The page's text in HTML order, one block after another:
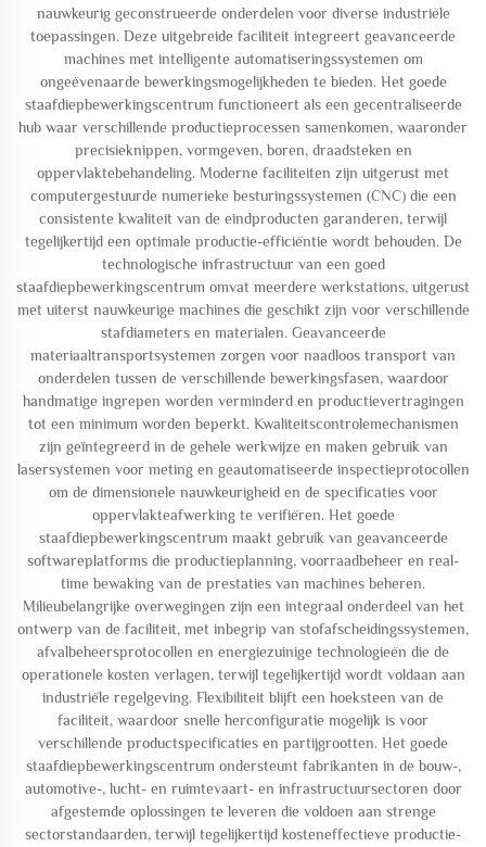
nauwkeurig geconstrueerde onderdelen voor diverse industriële
toepassingen. Deze uitgebreide faciliteit integreert geavanceerde
machines met intelligente automatiseringssystemen om
ongeëvenaarde bewerkingsmogelijkheden te bieden. Het goede
staafdiepbewerkingscentrum functioneert als een gecentraliseerde
hub waar verschillende productieprocessen samenkomen, waaronder
precisieknippen, vormgeven, boren, draadsteken en
oppervlaktebehandeling. Moderne faciliteiten zijn uitgerust met
computergestuurde numerieke besturingssystemen (CNC) die een
consistente kwaliteit van de eindproducten garanderen, terwijl
tegelijkertijd een optimale productie-efficiëntie wordt behouden. De
technologische infrastructuur van een goed
staafdiepbewerkingscentrum omvat meerdere werkstations, uitgerust
met uiterst nauwkeurige machines die geschikt zijn voor verschillende
stafdiameters en materialen. Geavanceerde
materiaaltransportsystemen zorgen voor naadloos transport van
onderdelen tussen de verschillende bewerkingsfasen, waardoor
handmatige ingrepen worden verminderd en productievertragingen
tot een minimum worden beperkt. Kwaliteitscontrolemechanismen
zijn geïntegreerd in de gehele werkwijze en maken gebruik van
lasersystemen voor meting en geautomatiseerde inspectieprotocollen
om de dimensionele nauwkeurigheid en de specificaties voor
oppervlakteafwerking te verifiëren. Het goede
staafdiepbewerkingscentrum maakt gebruik van geavanceerde
softwareplatforms die productieplanning, voorraadbeheer en real-
time bewaking van de prestaties van machines beheren.
Milieubelangrijke overwegingen zijn een integraal onderdeel van het
ontwerp van de faciliteit, met inbegrip van stofafscheidingssystemen,
afvalbeheersprotocollen en energiezuinige technologieën die de
operationele kosten verlagen, terwijl tegelijkertijd wordt voldaan aan
industriële regelgeving. Flexibiliteit blijft een hoeksteen van de
faciliteit, waardoor snelle herconfiguratie mogelijk is voor
verschillende productspecificaties en partijgrootten. Het goede
staafdiepbewerkingscentrum ondersteunt fabrikanten in de bouw-,
automotive-, lucht- en ruimtevaart- en infrastructuursectoren door
afgestemde oplossingen te leveren die voldoen aan strenge
sectorstandaarden, terwijl tegelijkertijd kosteneffectieve productie-